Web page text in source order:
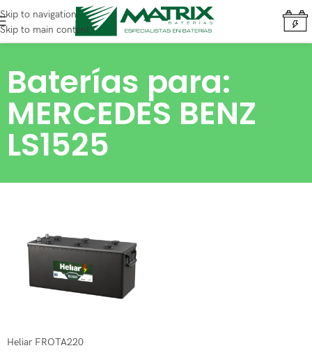
Skip to navigation
Skip to main content
Baterías para:
MERCEDES BENZ
LS1525
Heliar FROTA220